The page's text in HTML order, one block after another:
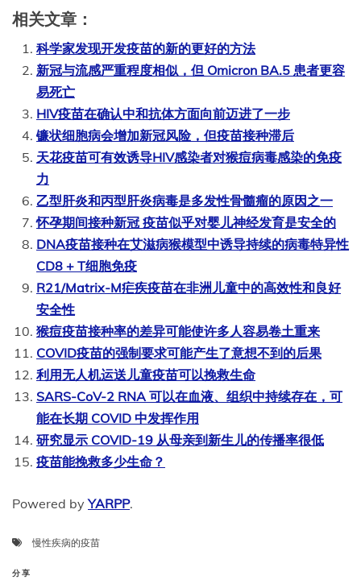
相关文章：
科学家发现开发疫苗的新的更好的方法
新冠与流感严重程度相似，但 Omicron BA.5 患者更容
易死亡
HIV疫苗在确认中和抗体方面向前迈进了一步
镰状细胞病会增加新冠风险，但疫苗接种滞后
天花疫苗可有效诱导HIV感染者对猴痘病毒感染的免疫
力
乙型肝炎和丙型肝炎病毒是多发性骨髓瘤的原因之一
怀孕期间接种新冠 疫苗似乎对婴儿神经发育是安全的
DNA疫苗接种在艾滋病猴模型中诱导持续的病毒特异性
CD8 + T细胞免疫
R21/Matrix-M疟疾疫苗在非洲儿童中的高效性和良好
安全性
猴痘疫苗接种率的差异可能使许多人容易卷土重来
COVID疫苗的强制要求可能产生了意想不到的后果
利用无人机运送儿童疫苗可以挽救生命
SARS-CoV-2 RNA 可以在血液、组织中持续存在，可
能在长期 COVID 中发挥作用
研究显示 COVID-19 从母亲到新生儿的传播率很低
疫苗能挽救多少生命？
Powered byYARPP.
慢性疾病的疫苗
分享